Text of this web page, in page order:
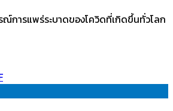
ารแพร่ระบาดของโควิดที่เกิดขึ้นทั่วโลก